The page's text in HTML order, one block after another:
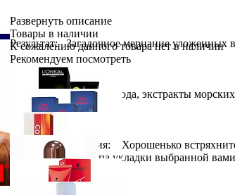
Результат: Загадочное мерцание
Состав: Витамин С, вода, экстракты
Способ применения: Хорошенько
завершающего этапа укладки выбранной
Развернуть описание
Товары в наличии
К сожалению данного товара нет в наличии
Рекомендуем посмотреть
Loreal Professionnel